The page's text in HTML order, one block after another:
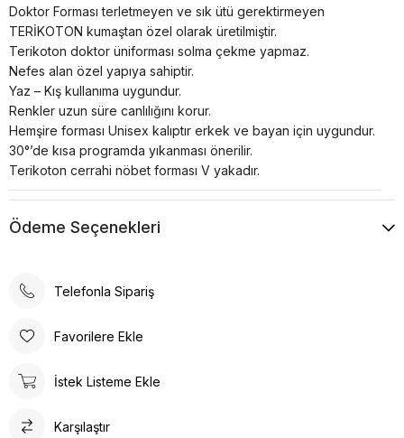
Doktor Forması terletmeyen ve sık ütü gerektirmeyen
TERİKOTON kumaştan özel olarak üretilmiştir.
Terikoton doktor üniforması solma çekme yapmaz.
Nefes alan özel yapıya sahiptir.
Yaz – Kış kullanıma uygundur.
Renkler uzun süre canlılığını korur.
Hemşire forması Unisex kalıptır erkek ve bayan için uygundur.
30°’de kısa programda yıkanması önerilir.
Terikoton cerrahi nöbet forması V yakadır.
Ödeme Seçenekleri
Telefonla Sipariş
Favorilere Ekle
İstek Listeme Ekle
Karşılaştır